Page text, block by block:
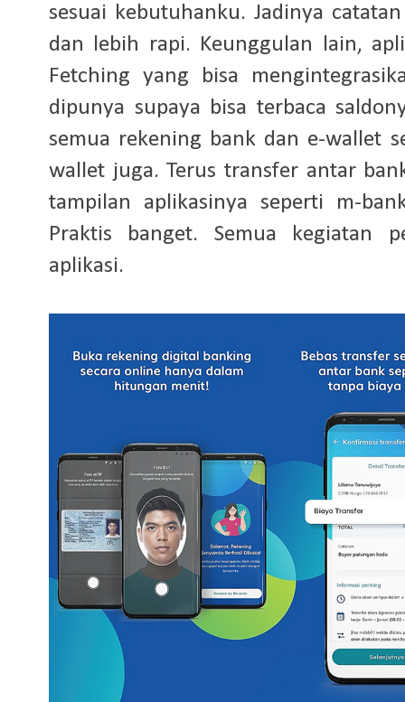
sesuai kebutuhanku. Jadinya
dan lebih rapi. Keunggulan lain,
Fetching yang bisa
dipunya supaya bisa terbaca
semua rekening bank dan e-wallet
wallet juga. Terus transfer antar
tampilan aplikasinya seperti m-
Praktis banget. Semua kegiatan
aplikasi.